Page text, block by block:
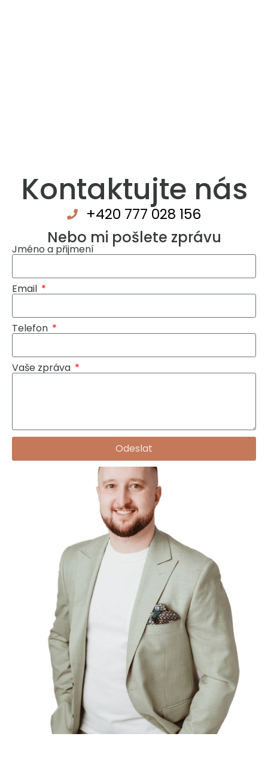
Kontaktujte nás
+420 777 028 156
Nebo mi pošlete zprávu
Jméno a přijmení
Email
Telefon
Vaše zpráva
Odeslat